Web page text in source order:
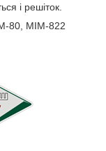
і решіток.
80, МІМ-822